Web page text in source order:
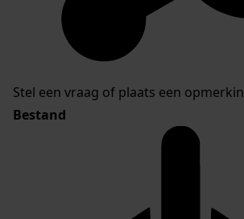
Stel een vraag of plaats een
Bestand